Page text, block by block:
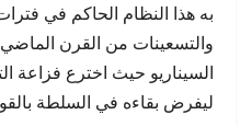
به هذا النظام الحاكم في
والتسعينات من القرن
السيناريو حيث اخترع فزاعة
ليفرض بقاءه في السلطة